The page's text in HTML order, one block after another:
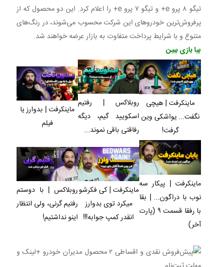
تیگو ۸ پرو e+ و تیگو ۷ پرو e+ را اعلام کرد. این دو محصول که از
پرفروش‌ترین خودروهای این شرکت محسوب می‌شوند، در رنگ‌های
متنوع و با شرایط پرداخت متفاوت به بازار عرضه خواهند شد.
بیا بازی ببین
ماینکرفت | هیچی
نگفت... یواشکی وین
گرفت!
روبلاکس | رفتیم
اسکویید گیم، دیگه
رفاقتی باقی نموند...
ماینکرفت | بدوارز یا
فیلم
ماینکرفت | پیکار سه
نوب با دراگون... | بقا
با رفقا قسمت ۹ (پارت
آخر)
ماینکرفت | کی فکرشو
میکرد توی بدوارز
انقدر کمپ جوابه!!!
روبلاکس | با دوستم
رفتیم گرنی، ولی انتظار
اینو نداشتیم!